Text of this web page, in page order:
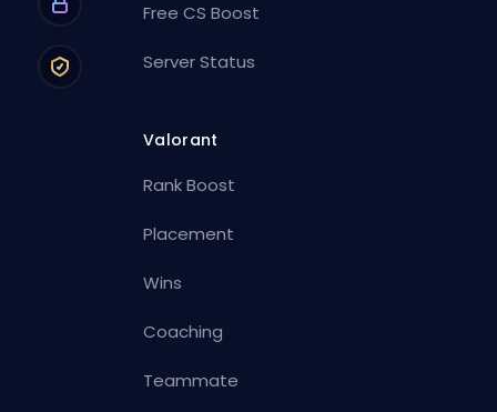
Free CS Boost
Server Status
Valorant
Rank Boost
Placement
Wins
Coaching
Teammate